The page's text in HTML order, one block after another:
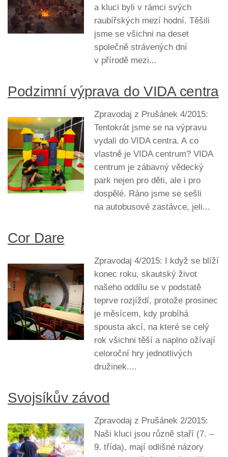
a kluci byli v rámci svých
raubířských mezí hodní. Těšili
jsme se všichni na deset
společně strávených dní
v přírodě mezi...
Podzimní výprava do VIDA centra
Zpravodaj z Prušánek 4/2015:
Tentokrát jsme se na výpravu
vydali do VIDA centra. A co
vlastně je VIDA centrum? VIDA
centrum je zábavný vědecký
park nejen pro děti, ale i pro
dospělé. Ráno jsme se sešli
na autobusové zastávce, jeli...
Cor Dare
Zpravodaj 4/2015: I když se blíží
konec roku, skautský život
našeho oddílu se v podstatě
teprve rozjíždí, protože prosinec
je měsícem, kdy probíhá
spousta akcí, na které se celý
rok všichni těší a naplno ožívají
celoroční hry jednotlivých
družinek....
Svojsíkův závod
Zpravodaj z Prušánek 2/2015:
Naši kluci jsou různě staří (7. –
9. třída), mají odlišné názory